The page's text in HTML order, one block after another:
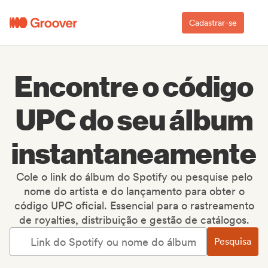
Cadastrar-se
Encontre o código
UPC do seu álbum
instantaneamente
Cole o link do álbum do Spotify ou pesquise pelo
nome do artista e do lançamento para obter o
código UPC oficial. Essencial para o rastreamento
de royalties, distribuição e gestão de catálogos.
Pesquisa